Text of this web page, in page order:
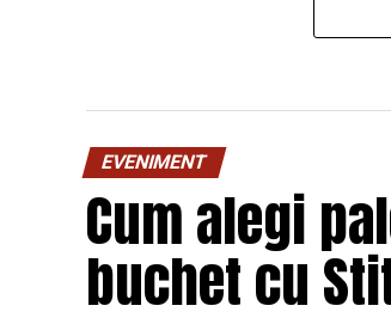
EVENIMENT
Cum alegi
buchet cu